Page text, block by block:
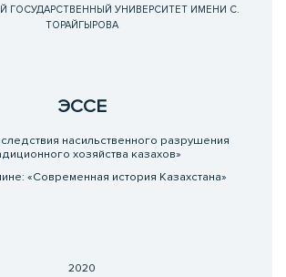
ГОСУДАРСТВЕННЫЙ УНИВЕРСИТЕТ ИМЕНИ С.
ТОРАЙГЫРОВА
ЭССЕ
насильственного разрушения
хозяйства казахов»
«Современная история Казахстана»
2020